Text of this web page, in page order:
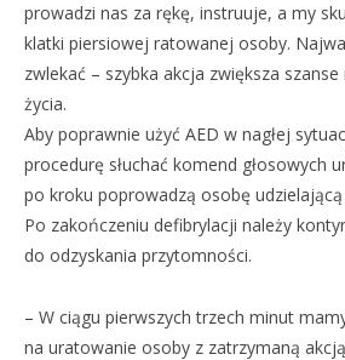
prowadzi nas za rękę, instruuje, a my
klatki piersiowej ratowanej osoby.
zwlekać – szybka akcja zwiększa
życia.
Aby poprawnie użyć AED w nagłej
procedurę słuchać komend głosowych
po kroku poprowadzą osobę
Po zakończeniu defibrylacji należy
do odzyskania przytomności.
– W ciągu pierwszych trzech minut
na uratowanie osoby z zatrzymaną